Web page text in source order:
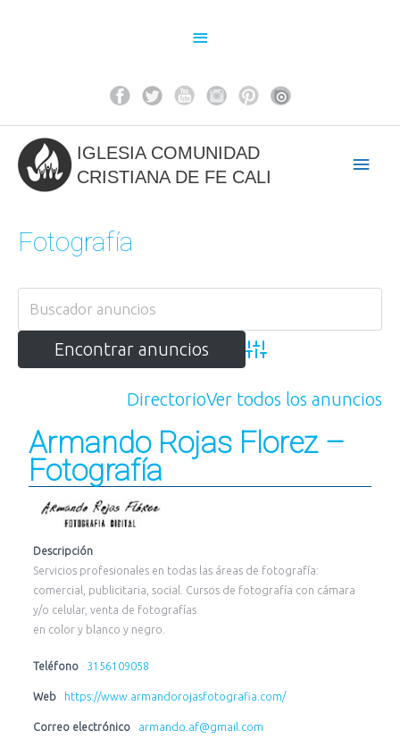
Above
IGLESIA COMUNIDAD
CRISTIANA DE FE CALI
Fotografía
Advanced Search
DirectorioVer todos los anuncios
Armando Rojas Florez –
Fotografía
Descripción
Servicios profesionales en todas las áreas de fotografía:
comercial, publicitaria, social. Cursos de fotografía con cámara
y/o celular, venta de fotografías
en color y blanco y negro.
Teléfono 3156109058
Web https://www.armandorojasfotografia.com/
Correo electrónico armando.af@gmail.com